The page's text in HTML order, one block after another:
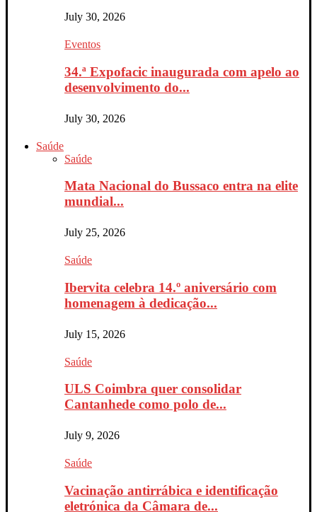
July 30, 2026
Eventos
34.ª Expofacic inaugurada com apelo ao
desenvolvimento do...
July 30, 2026
Saúde
Saúde
Mata Nacional do Bussaco entra na elite
mundial...
July 25, 2026
Saúde
Ibervita celebra 14.º aniversário com
homenagem à dedicação...
July 15, 2026
Saúde
ULS Coimbra quer consolidar
Cantanhede como polo de...
July 9, 2026
Saúde
Vacinação antirrábica e identificação
eletrónica da Câmara de...